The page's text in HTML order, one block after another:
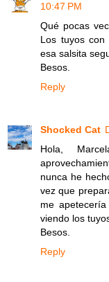
10:47 PM
Qué pocas
Los tuyos
esa salsita
Besos.
Reply
Shocked Cat
Hola,
nunca he
vez que
me
viendo los
Besos.
Reply